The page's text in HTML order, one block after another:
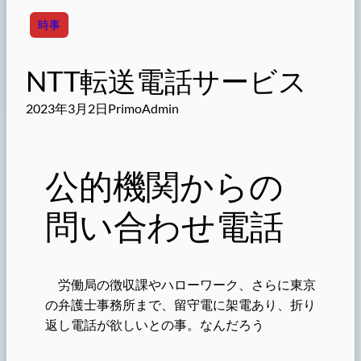
時事
NTT転送電話サービス
2023年3月2日PrimoAdmin
公的機関からの
問い合わせ電話
労働局の徴収課やハローワーク、さらに東京
の弁護士事務所まで、留守電に架電あり、折り
返し電話が欲しいとの事。なんだろう